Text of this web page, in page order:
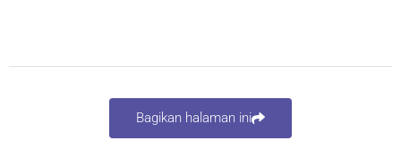
Bagikan halaman ini